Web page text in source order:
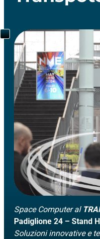
Space Computer al
Padiglione 24 – Stand
Soluzioni innovative e